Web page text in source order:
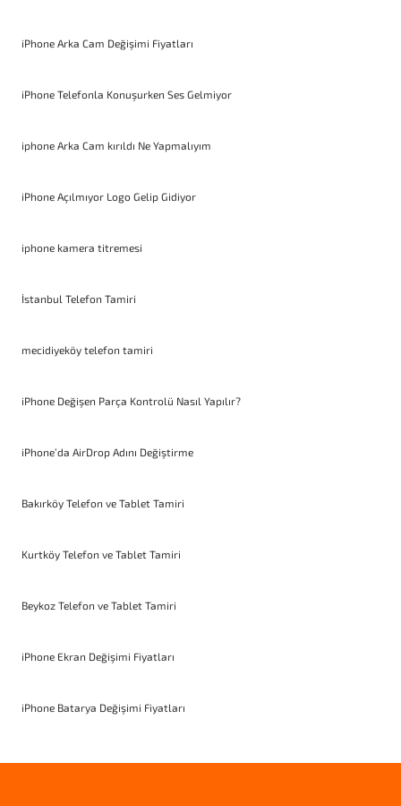
iPhone Arka Cam Değişimi Fiyatları
iPhone Telefonla Konuşurken Ses Gelmiyor
iphone Arka Cam kırıldı Ne Yapmalıyım
iPhone Açılmıyor Logo Gelip Gidiyor
iphone kamera titremesi
İstanbul Telefon Tamiri
mecidiyeköy telefon tamiri
iPhone Değişen Parça Kontrolü Nasıl Yapılır?
iPhone’da AirDrop Adını Değiştirme
Bakırköy Telefon ve Tablet Tamiri
Kurtköy Telefon ve Tablet Tamiri
Beykoz Telefon ve Tablet Tamiri
iPhone Ekran Değişimi Fiyatları
iPhone Batarya Değişimi Fiyatları